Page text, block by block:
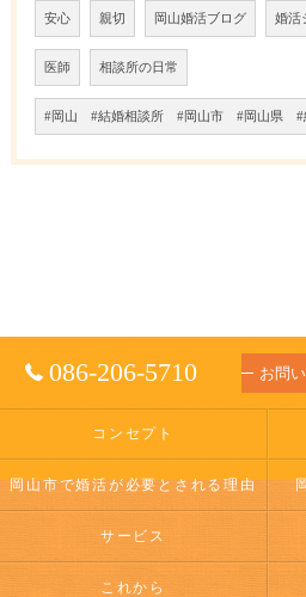
安心 親切 岡山婚活ブログ 婚活
医師 相談所の日常
#岡山 #結婚相談所 #岡山市 #岡山県 #
086-206-5710 お問
コンセプト
岡山市で婚活が必要とされる理由
サービス
これから